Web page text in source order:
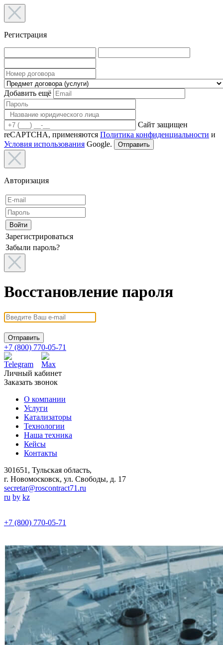
Регистрация
Добавить ещё
Сайт защищен
reCAPTCHA, применяются Политика конфиденциальности и
Условия использования Google. Отправить
Авторизация
Зарегистрироваться
Забыли пароль?
Восстановление пароля
+7 (800) 770-05-71
Личный кабинет
Заказать звонок
О компании
Услуги
Катализаторы
Технологии
Наша техника
Кейсы
Контакты
301651, Тульская область,
г. Новомосковск, ул. Свободы, д. 17
secretar@roscontract71.ru
ru by kz
+7 (800) 770-05-71